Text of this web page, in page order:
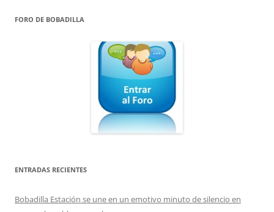
FORO DE BOBADILLA
ENTRADAS RECIENTES
Bobadilla Estación se une en un emotivo minuto de silencio en